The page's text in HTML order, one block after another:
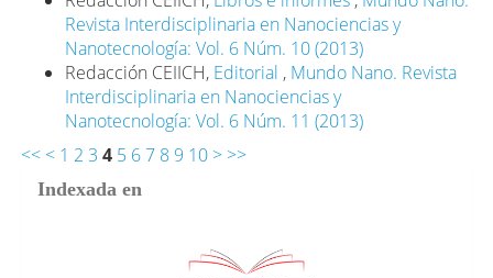
Revista Interdisciplinaria en Nanociencias y
Nanotecnología: Vol. 6 Núm. 10 (2013)
Redacción CEIICH, Editorial , Mundo Nano. Revista
Interdisciplinaria en Nanociencias y
Nanotecnología: Vol. 6 Núm. 11 (2013)
<< < 1 2 3 4 5 6 7 8 9 10 > >>
Indexada en